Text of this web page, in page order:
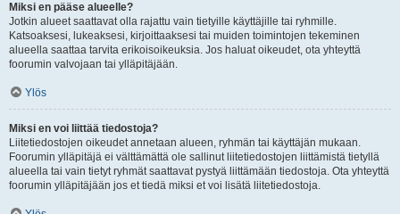
Miksi en pääse alueelle?
Jotkin alueet saattavat olla rajattu vain tietyille käyttäjille tai ryhmille.
Katsoaksesi, lukeaksesi, kirjoittaaksesi tai muiden toimintojen tekeminen
alueella saattaa tarvita erikoisoikeuksia. Jos haluat oikeudet, ota yhteyttä
foorumin valvojaan tai ylläpitäjään.
Ylös
Miksi en voi liittää tiedostoja?
Liitetiedostojen oikeudet annetaan alueen, ryhmän tai käyttäjän mukaan.
Foorumin ylläpitäjä ei välttämättä ole sallinut liitetiedostojen liittämistä tietyllä
alueella tai vain tietyt ryhmät saattavat pystyä liittämään tiedostoja. Ota yhteyttä
foorumin ylläpitäjään jos et tiedä miksi et voi lisätä liitetiedostoja.